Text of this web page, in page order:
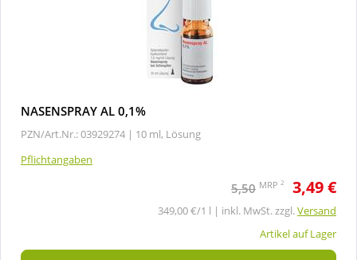
NASENSPRAY AL 0,1%
PZN/Art.Nr.: 03929274 | 10 ml, Lösung
Pflichtangaben
5,50 MRP 2 3,49 €
349,00 €/1 l | inkl. MwSt. zzgl.Versand
Artikel auf Lager